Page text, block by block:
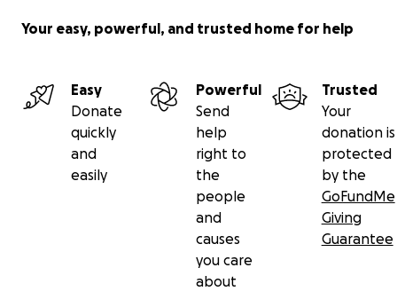
Your easy, powerful, and trusted home for help
Easy
Donate
quickly
and
easily
Powerful
Send
help
right to
the
people
and
causes
you care
about
Trusted
Your
donation is
protected
by the
GoFundMe
Giving
Guarantee